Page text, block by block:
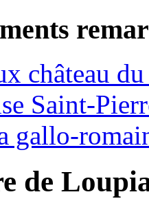
château
Saint-
gallo-
de